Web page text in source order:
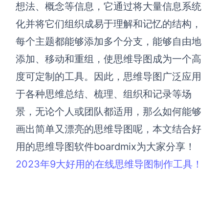
AI生成PPT，支持在线编辑
资源与下载
向团队介绍
博思白板boardmix
下载
客户端、插件
想法、概念等信息，它通过将大量信息系统
化并将它们组织成易于理解和记忆的结构，
每个主题都能够添加多个分支，能够自由地
添加、移动和重组，使思维导图成为一个高
度可定制的工具。因此，思维导图广泛应用
于各种思维总结、梳理、组织和记录等场
景，无论个人或团队都适用，那么如何能够
画出简单又漂亮的思维导图呢，本文结合好
用的思维导图软件boardmix为大家分享！
2023年9大好用的在线思维导图制作工具！